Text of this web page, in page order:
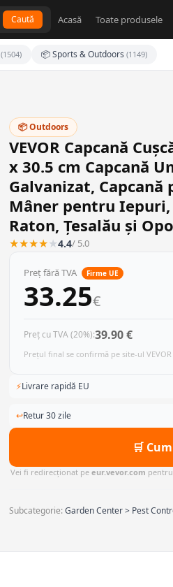
Caută Acasă Toate produsele
(1504) 📦 Sports & Outdoors (1149)
📦 Outdoors
VEVOR Capcană
x 30.5 cm Capcană
Galvanizat,
Mâner pentru
Raton, Țesalău și
★★★★★4.4/ 5.0
Preț fără TVA Firme UE
33.25€
Preț cu TVA (20%):39.90 €
Prețul final se confirmă pe site-ul
⚡Livrare rapidă EU
↩Retur 30 zile
🛒
Vei fi redirecționat pe eur.vevor.com
Subcategorie:Garden Center > Pest